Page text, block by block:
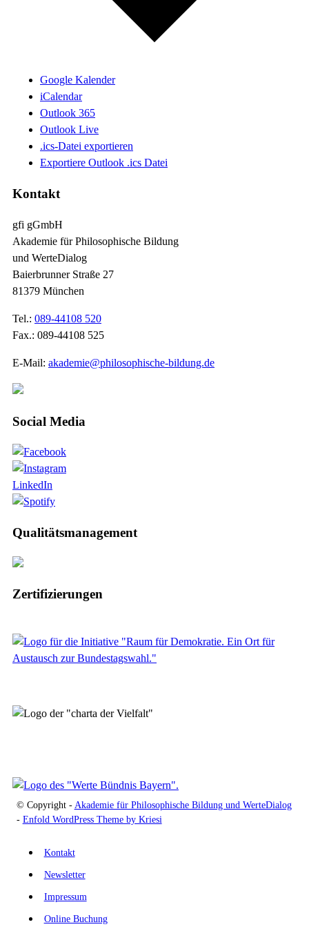
Google Kalender
iCalendar
Outlook 365
Outlook Live
.ics-Datei exportieren
Exportiere Outlook .ics Datei
Kontakt
gfi gGmbH
Akademie für Philosophische Bildung
und WerteDialog
Baierbrunner Straße 27
81379 München
Tel.: 089-44108 520
Fax.: 089-44108 525
E-Mail: akademie@philosophische-bildung.de
Social Media
LinkedIn
Qualitätsmanagement
Zertifizierungen
© Copyright - Akademie für Philosophische Bildung und WerteDialog
- Enfold WordPress Theme by Kriesi
Kontakt
Newsletter
Impressum
Online Buchung